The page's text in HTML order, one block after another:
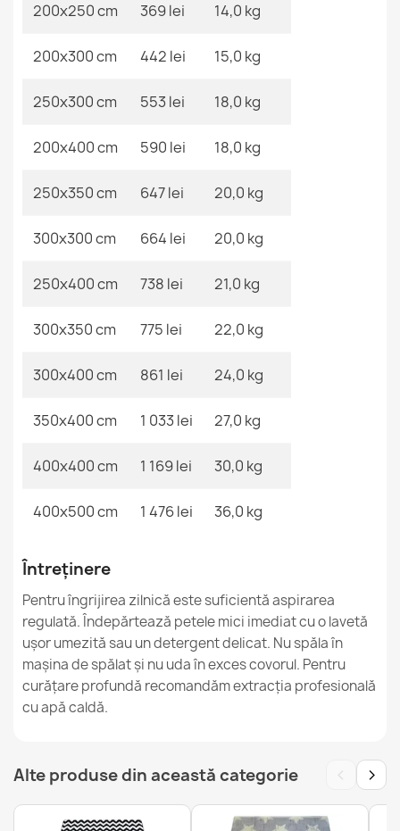
72,90 lej
128,90 lej
200x250 cm 369 lei 14,0 kg
200x300 cm 442 lei 15,0 kg
250x300 cm 553 lei 18,0 kg
200x400 cm 590 lei 18,0 kg
250x350 cm 647 lei 20,0 kg
300x300 cm 664 lei 20,0 kg
250x400 cm 738 lei 21,0 kg
300x350 cm 775 lei 22,0 kg
300x400 cm 861 lei 24,0 kg
350x400 cm 1 033 lei 27,0 kg
400x400 cm 1 169 lei 30,0 kg
400x500 cm 1 476 lei 36,0 kg
Întreținere
Pentru îngrijirea zilnică este suficientă aspirarea
regulată. Îndepărtează petele mici imediat cu o lavetă
ușor umezită sau un detergent delicat. Nu spăla în
mașina de spălat și nu uda în exces covorul. Pentru
curățare profundă recomandăm extracția profesională
cu apă caldă.
Alte produse din această categorie ‹ ›